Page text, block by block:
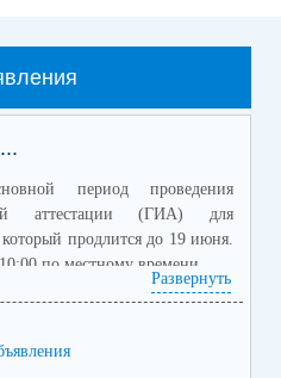
период проведения
аттестации (ГИА) для
продлится до 19 июня.
по местному времени.
основном общем образовании
Развернуть